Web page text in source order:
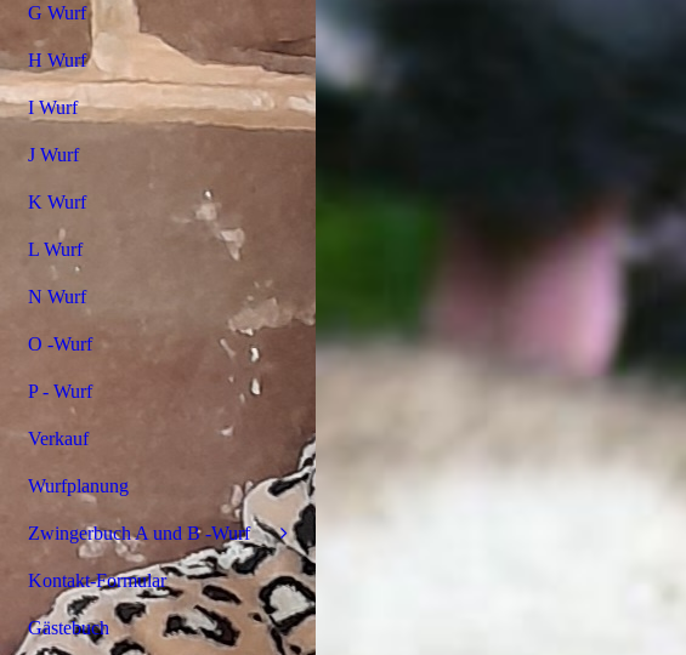
G Wurf
H Wurf
I Wurf
J Wurf
K Wurf
L Wurf
N Wurf
O -Wurf
P - Wurf
Verkauf
Wurfplanung
Zwingerbuch A und B -Wurf
Kontakt-Formular
Gästebuch